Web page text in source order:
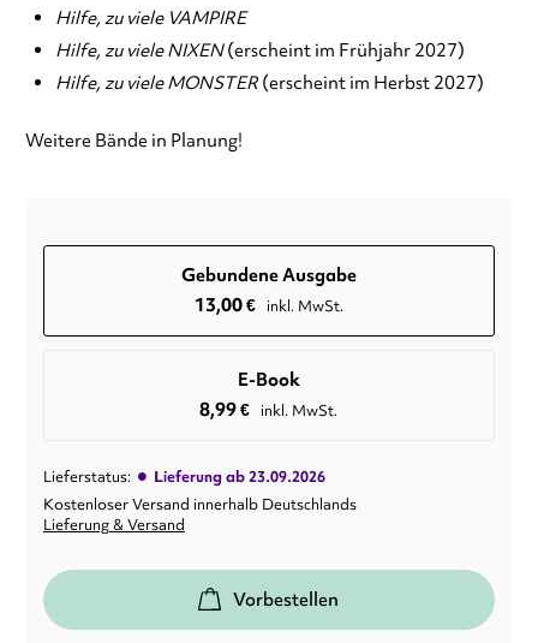
Hilfe, zu viele VAMPIRE
Hilfe, zu viele NIXEN(erscheint im Frühjahr 2027)
Hilfe, zu viele MONSTER (erscheint im Herbst 2027)
Weitere Bände in Planung!
Gebundene Ausgabe
13,00€ inkl. MwSt.
E-Book
8,99€ inkl. MwSt.
Lieferstatus: • Lieferung ab 23.09.2026
Kostenloser Versand innerhalb Deutschlands
Lieferung & Versand
Vorbestellen